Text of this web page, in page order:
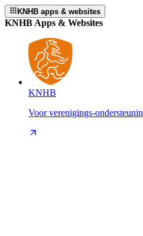
KNHB apps & websites
KNHB Apps & Websites
KNHB
Voor verenigings-